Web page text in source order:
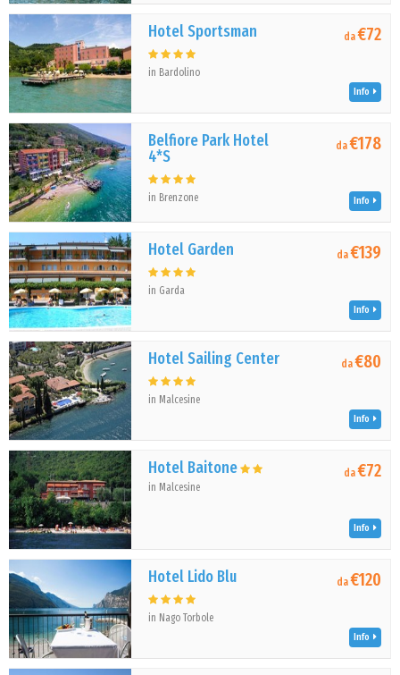
Hotel Sportsman
in Bardolino
da€72
Info
Belfiore Park Hotel
4*S
in Brenzone
da€178
Info
Hotel Garden
in Garda
da€139
Info
Hotel Sailing Center
in Malcesine
da€80
Info
Hotel Baitone
in Malcesine
da€72
Info
Hotel Lido Blu
in Nago Torbole
da€120
Info